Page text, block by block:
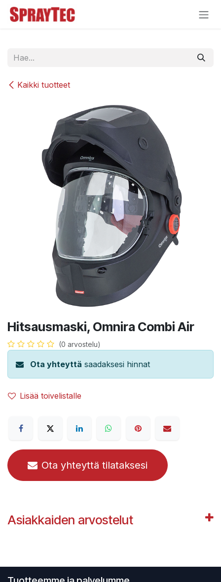
Siirry sisältöön
Kaikki tuotteet
Hitsausmaski, Omnira Combi Air
(0 arvostelu)
Ota yhteyttä saadaksesi hinnat
Lisää toivelistalle
Ota yhteyttä tilataksesi
Asiakkaiden arvostelut